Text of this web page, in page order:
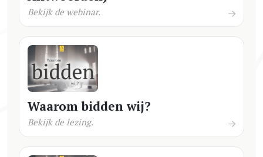
Bekijk de webinar.
Waarom bidden wij?
Bekijk de lezing.